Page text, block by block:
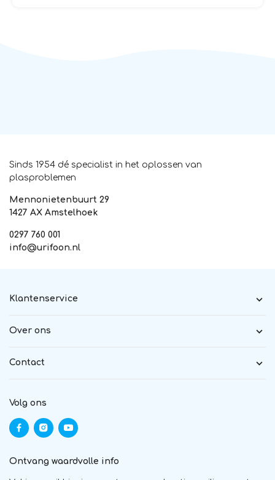
Sinds 1954 dé specialist in het oplossen van
plasproblemen
Mennonietenbuurt 29
1427 AX Amstelhoek
0297 760 001
info@urifoon.nl
Klantenservice
Over ons
Contact
Volg ons
Ontvang waardvolle info